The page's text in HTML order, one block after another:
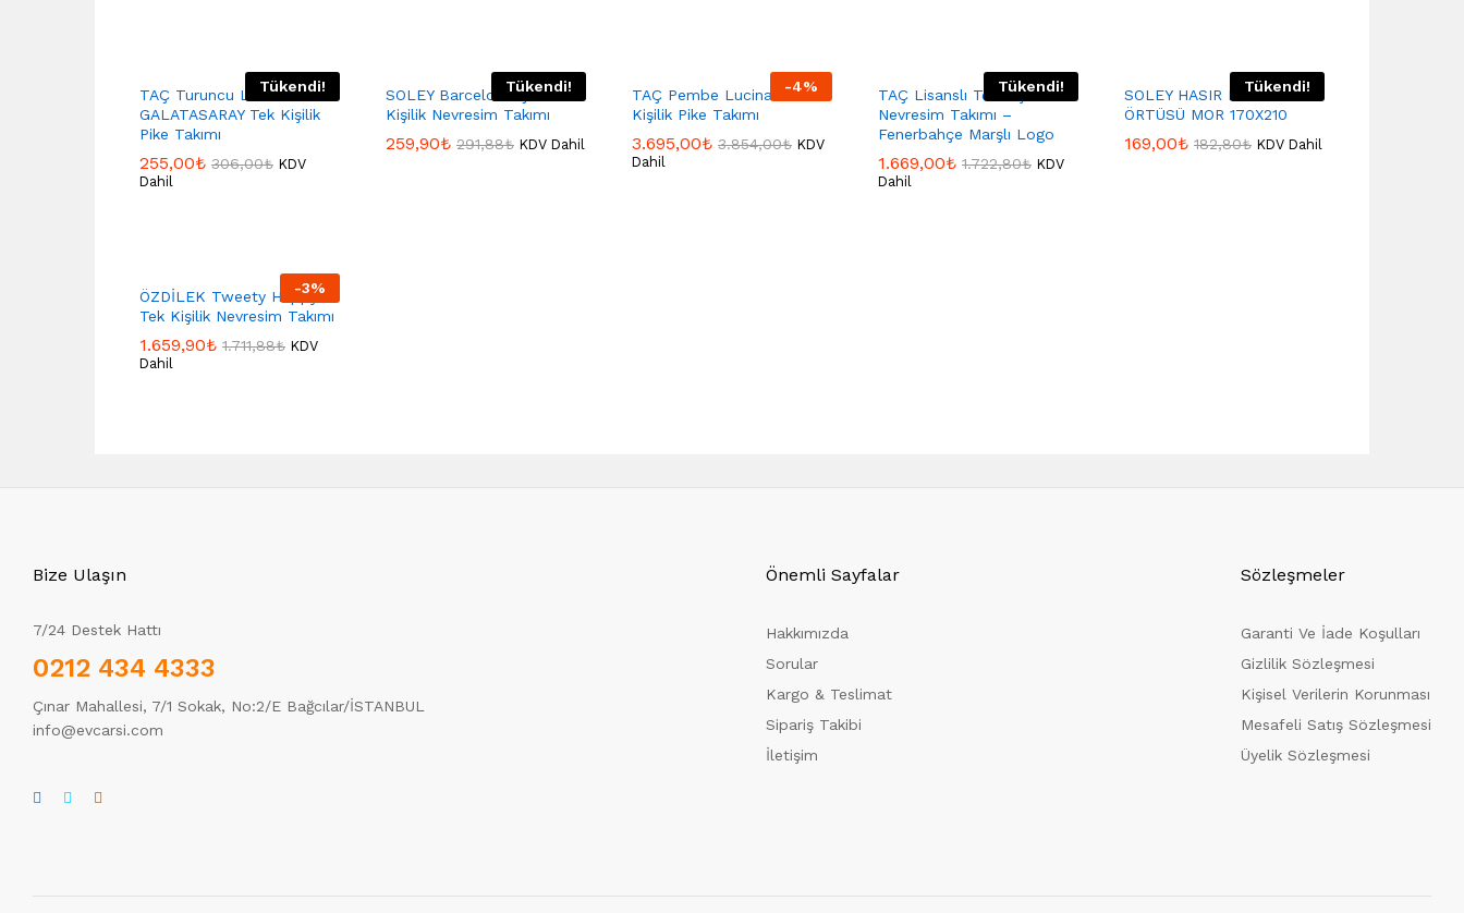
Tükendi!
TAÇ Turuncu Lisanslı
GALATASARAY Tek Kişilik
Pike Takımı
255,00₺ 306,00₺ KDV
Dahil
Tükendi!
SOLEY Barcelona Çift
Kişilik Nevresim Takımı
259,90₺ 291,88₺ KDV Dahil
-4%
TAÇ Pembe Lucina Tek
Kişilik Pike Takımı
3.695,00₺ 3.854,00₺ KDV
Dahil
Tükendi!
TAÇ Lisanslı Tek Kişilik
Nevresim Takımı –
Fenerbahçe Marşlı Logo
1.669,00₺ 1.722,80₺ KDV
Dahil
Tükendi!
SOLEY HASIR KOLTUK
ÖRTÜSÜ MOR 170X210
169,00₺ 182,80₺ KDV Dahil
-3%
ÖZDİLEK Tweety Happy
Tek Kişilik Nevresim Takımı
1.659,90₺ 1.711,88₺ KDV
Dahil
Bize Ulaşın
7/24 Destek Hattı
0212 434 4333
Çınar Mahallesi, 7/1 Sokak, No:2/E Bağcılar/İSTANBUL
info@evcarsi.com
Önemli Sayfalar
Hakkımızda
Sorular
Kargo & Teslimat
Sipariş Takibi
İletişim
Sözleşmeler
Garanti Ve İade Koşulları
Gizlilik Sözleşmesi
Kişisel Verilerin Korunması
Mesafeli Satış Sözleşmesi
Üyelik Sözleşmesi